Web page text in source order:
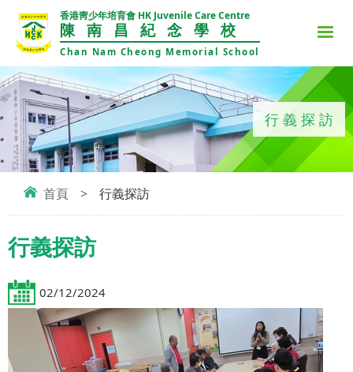
香港靑少年培育會 HK Juvenile Care Centre
陳南昌紀念學校
Chan Nam Cheong Memorial School
行義探訪
首頁 > 行義探訪
行義探訪
02/12/2024